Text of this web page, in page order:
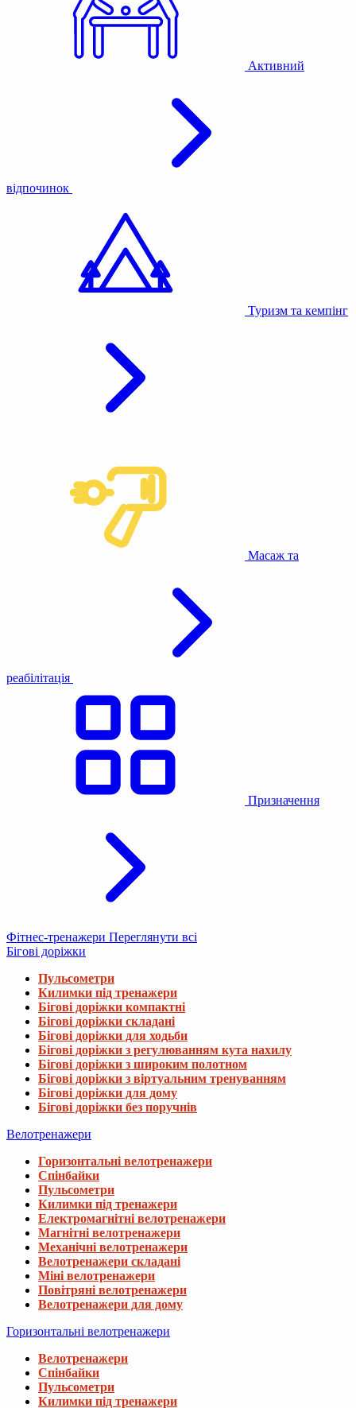
Активний
відпочинок
Туризм та кемпінг
Масаж та
реабілітація
Призначення
Фітнес-тренажери Переглянути всі
Бігові доріжки
Пульсометри
Килимки під тренажери
Бігові доріжки компактні
Бігові доріжки складані
Бігові доріжки для ходьби
Бігові доріжки з регулюванням кута нахилу
Бігові доріжки з широким полотном
Бігові доріжки з віртуальним тренуванням
Бігові доріжки для дому
Бігові доріжки без поручнів
Велотренажери
Горизонтальні велотренажери
Спінбайки
Пульсометри
Килимки під тренажери
Електромагнітні велотренажери
Магнітні велотренажери
Механічні велотренажери
Велотренажери складані
Міні велотренажери
Повітряні велотренажери
Велотренажери для дому
Горизонтальні велотренажери
Велотренажери
Спінбайки
Пульсометри
Килимки під тренажери